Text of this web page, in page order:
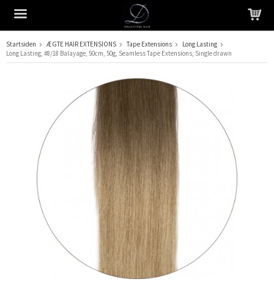
Produktet er blevet tilføjet til din indkøbskurv
Startsiden ÆGTE HAIR EXTENSIONS Tape Extensions
Long Lasting
Long Lasting, #8/18 Balayage, 50cm, 50g, Seamless Tape Extensions, Single drawn